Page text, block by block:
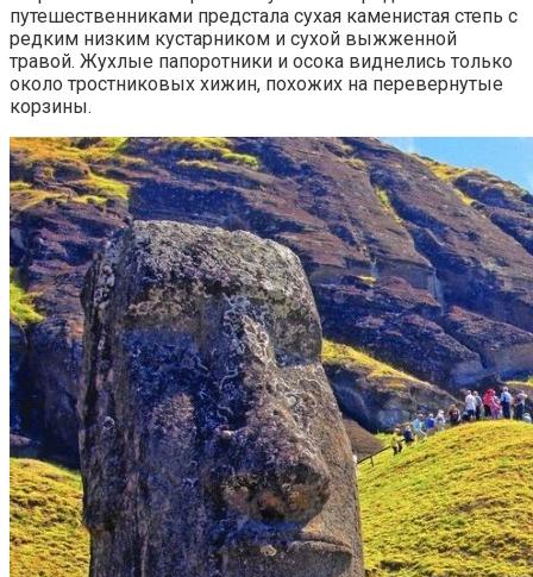
путешественниками предстала сухая каменистая степь с
редким низким кустарником и сухой выжженной
травой. Жухлые папоротники и осока виднелись только
около тростниковых хижин, похожих на перевернутые
корзины.